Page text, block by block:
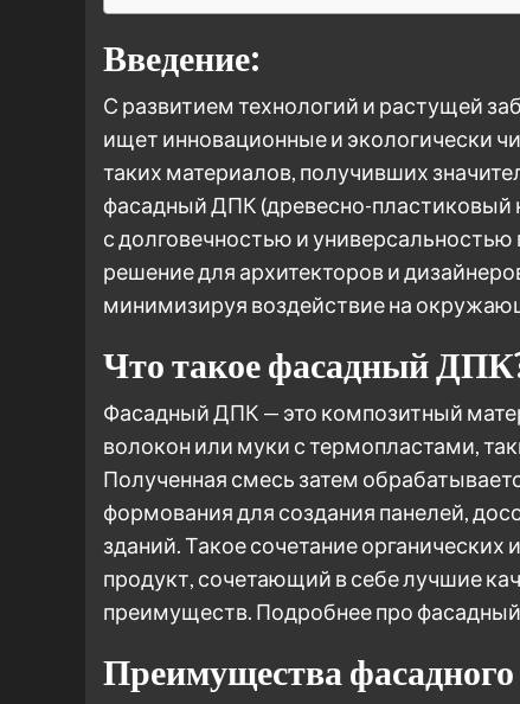
Введение:
С развитием технологий и растущей
ищет инновационные и экологически
таких материалов, получивших
фасадный ДПК (древесно-пластиковый
с долговечностью и универсальностью
решение для архитекторов и
минимизируя воздействие на
Что такое фасадный
Фасадный ДПК — это композитный
волокон или муки с термопластами,
Полученная смесь затем
формования для создания панелей,
зданий. Такое сочетание
продукт, сочетающий в себе лучшие
преимуществ. Подробнее про
Преимущества